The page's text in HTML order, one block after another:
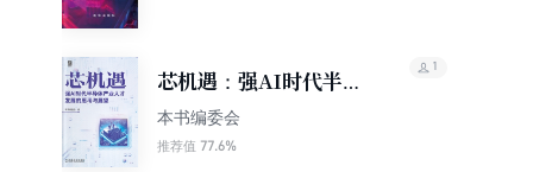
芯机遇：强AI时代半导
体产业人才发展的思考
与展望
本书编委会
推荐值 77.6%
1